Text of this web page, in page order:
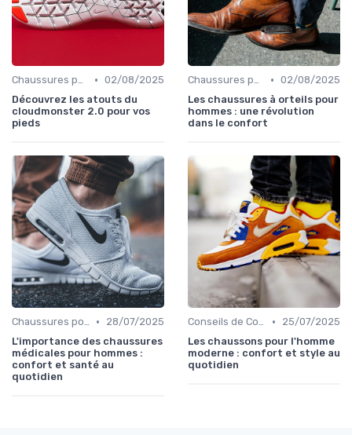
Chaussures pour Conditions Spécifiques • 02/08/2025
Découvrez les atouts du
cloudmonster 2.0 pour vos
pieds
Chaussures pour Pieds Sensibles • 02/08/2025
Les chaussures à orteils pour
hommes : une révolution
dans le confort
Chaussures pour Conditions Spécifiques •
28/07/2025
L'importance des chaussures
médicales pour hommes :
confort et santé au
quotidien
Conseils de Confort au Quotidien •
25/07/2025
Les chaussons pour l'homme
moderne : confort et style au
quotidien